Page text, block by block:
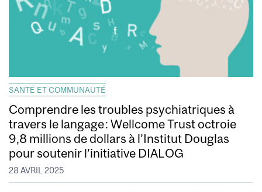
SANTÉ ET COMMUNAUTÉ
Comprendre les troubles psychiatriques à
travers le langage : Wellcome Trust octroie
9,8 millions de dollars à l’Institut Douglas
pour soutenir l’initiative DIALOG
28 AVRIL 2025